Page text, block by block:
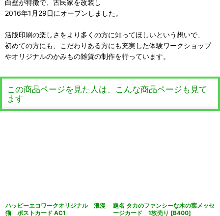
白壁が特徴で、古民家を改装し
2016年1月29日にオープンしました。
活版印刷の楽しさをより多くの方に知ってほしいという想いで、
初めての方にも、こだわりある方にも充実した体験ワークショップ
やオリジナルのかみもの雑貨の制作を行っています。
この商品ページを見た人は、こんな商品ページも見て
ます
ハッピーエコワークオリジナル 浪漫
猫 ポストカード AC1
題名 タカのファンシーな木の葉メッセ
ージカード 1枚売り [B400]